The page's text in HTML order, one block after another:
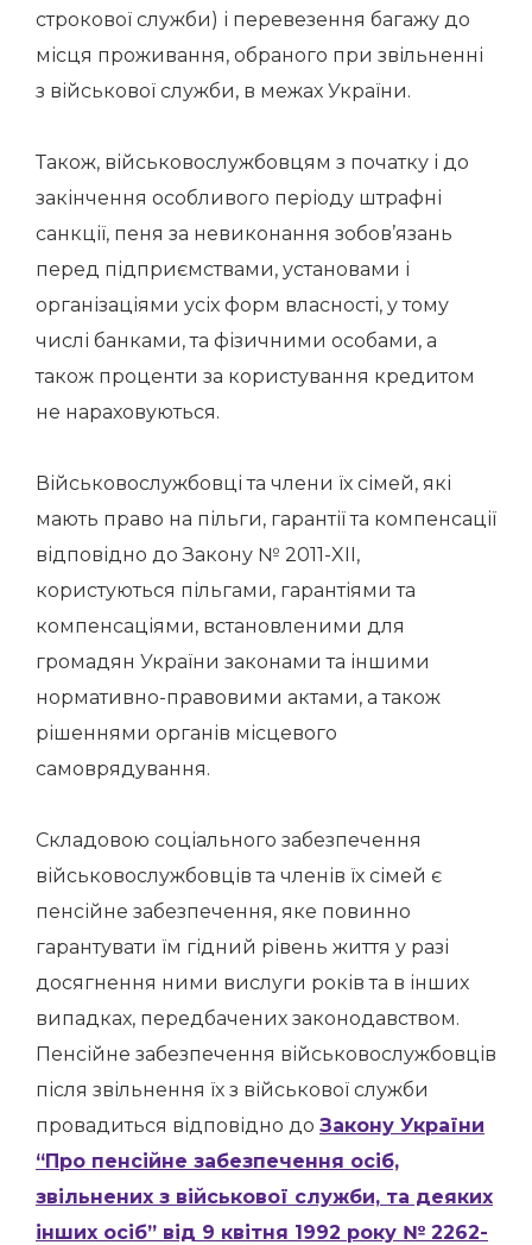
строкової служби) і перевезення багажу до
місця проживання, обраного при звільненні
з військової служби, в межах України.
Також, військовослужбовцям з початку і до
закінчення особливого періоду штрафні
санкції, пеня за невиконання зобов’язань
перед підприємствами, установами і
організаціями усіх форм власності, у тому
числі банками, та фізичними особами, а
також проценти за користування кредитом
не нараховуються.
Військовослужбовці та члени їх сімей, які
мають право на пільги, гарантії та компенсації
відповідно до Закону № 2011-XII,
користуються пільгами, гарантіями та
компенсаціями, встановленими для
громадян України законами та іншими
нормативно-правовими актами, а також
рішеннями органів місцевого
самоврядування.
Складовою соціального забезпечення
військовослужбовців та членів їх сімей є
пенсійне забезпечення, яке повинно
гарантувати їм гідний рівень життя у разі
досягнення ними вислуги років та в інших
випадках, передбачених законодавством.
Пенсійне забезпечення військовослужбовців
після звільнення їх з військової служби
провадиться відповідно до Закону України
“Про пенсійне забезпечення осіб,
звільнених з військової служби, та деяких
інших осіб” від 9 квітня 1992 року № 2262-